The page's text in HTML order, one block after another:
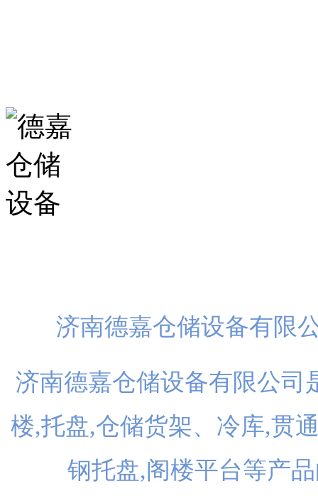
济南德嘉仓储设备有
济南德嘉仓储设备有限公司
楼,托盘,仓储货架、冷库,贯
钢托盘,阁楼平台等产